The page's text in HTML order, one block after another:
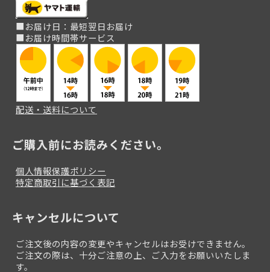
■お届け日：最短翌日お届け
■お届け時間帯サービス
配送・送料について
ご購入前にお読みください。
個人情報保護ポリシー
特定商取引に基づく表記
キャンセルについて
ご注文後の内容の変更やキャンセルはお受けできません。
ご注文の際は、十分ご注意の上、ご入力をお願いいたしま
す。